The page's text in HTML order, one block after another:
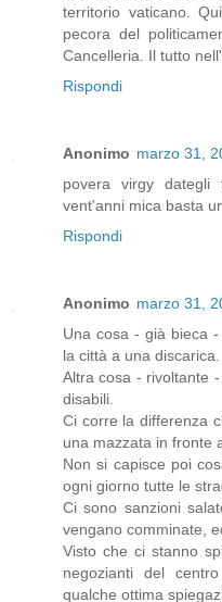
territorio vaticano.
pecora del
Cancelleria. Il tutto
Rispondi
Anonimo marzo 31,
povera virgy
vent'anni mica basta
Rispondi
Anonimo marzo 31,
Una cosa - già bieca
la città a una discarica.
Altra cosa - rivoltante
disabili.
Ci corre la differenza
una mazzata in fronte
Non si capisce poi
ogni giorno tutte le
Ci sono sanzioni
vengano comminate,
Visto che ci stanno
negozianti del
qualche ottima